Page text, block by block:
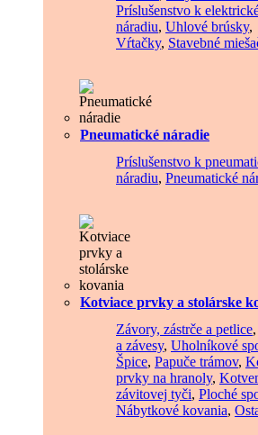
Príslušenstvo k
náradiu, Uhlové brúsky,
Vŕtačky, Stavebné
Pneumatické náradie
Príslušenstvo k
náradiu, Pneumatické
Kotviace prvky a stolárske
Závory, zástrče a petlice,
a závesy, Uholníkové
Špice, Papuče trámov,
prvky na hranoly,
závitovej tyči, Ploché
Nábytkové kovania,